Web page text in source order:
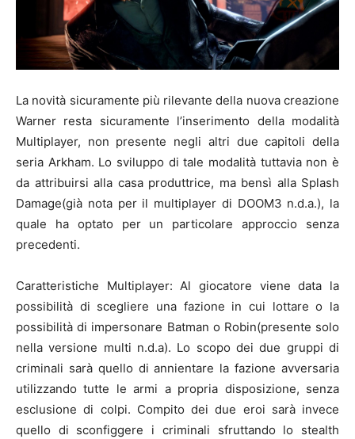
La novità sicuramente più rilevante della nuova creazione
Warner resta sicuramente l’inserimento della modalità
Multiplayer, non presente negli altri due capitoli della
seria Arkham. Lo sviluppo di tale modalità tuttavia non è
da attribuirsi alla casa produttrice, ma bensì alla Splash
Damage(già nota per il multiplayer di DOOM3 n.d.a.), la
quale ha optato per un particolare approccio senza
precedenti.
Caratteristiche Multiplayer: Al giocatore viene data la
possibilità di scegliere una fazione in cui lottare o la
possibilità di impersonare Batman o Robin(presente solo
nella versione multi n.d.a). Lo scopo dei due gruppi di
criminali sarà quello di annientare la fazione avversaria
utilizzando tutte le armi a propria disposizione, senza
esclusione di colpi. Compito dei due eroi sarà invece
quello di sconfiggere i criminali sfruttando lo stealth